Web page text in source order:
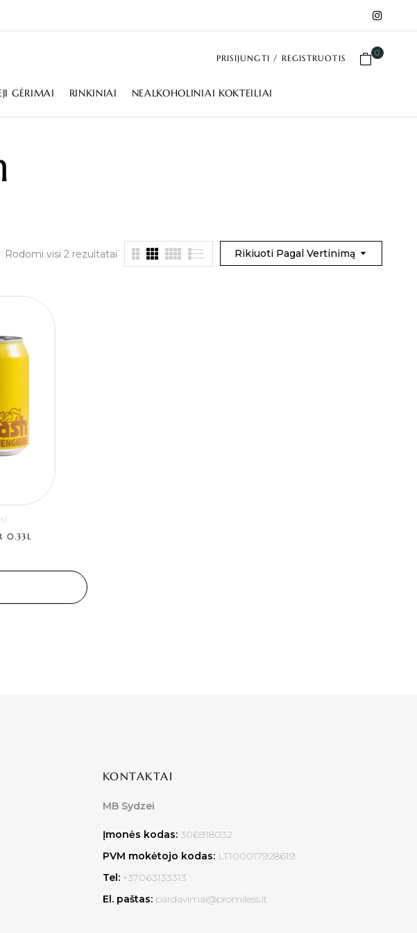
PRISIJUNGTI / REGISTRUOTIS
0
GĖRIMAI RINKINIAI NEALKOHOLINIAI KOKTEILIAI
Rikiuoti Pagal Vertinimą
Rodomi visi 2 rezultatai
0.33L
KONTAKTAI
MB Sydzei
Įmonės kodas: 306918032
PVM mokėtojo kodas: LT100017928619
Tel:+37063133313
El. paštas:pardavimai@promiless.lt